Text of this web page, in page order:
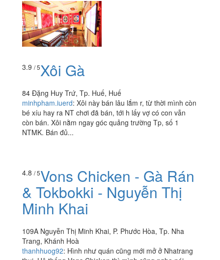
Đại Hành, ngay gần góc cua ngã tư luôn nên không khó
tìm lắm đâu - Không gian quán thì khá là rộng vì quán
vừa kết hợp...
3.9/ 5Xôi Gà
84 Đặng Huy Trứ, Tp. Huế, Huế
NTMK. Bán đủ...
4.8 / 5 Vons Chicken - Gà Rán
& Tokbokki - Nguyễn Thị
Minh Khai